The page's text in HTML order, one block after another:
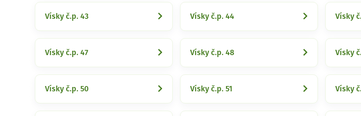
Vísky č.p. 43 Vísky č.p. 44 Vísky
Vísky č.p. 47 Vísky č.p. 48 Vísky
Vísky č.p. 50 Vísky č.p. 51 Vísky